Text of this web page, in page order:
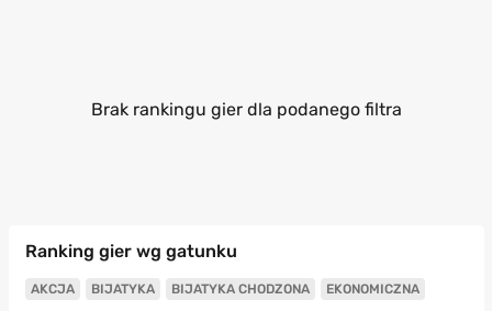
Brak rankingu gier dla podanego filtra
Ranking gier wg gatunku
AKCJA BIJATYKA BIJATYKA CHODZONA EKONOMICZNA